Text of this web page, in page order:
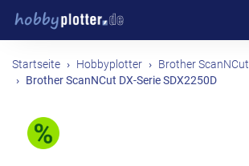
Startseite Hobbyplotter Brother ScanNCut
Brother ScanNCut DX-Serie SDX2250D